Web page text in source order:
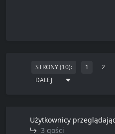
STRONY (10): 1 2
DALEJ
Użytkownicy
3 gości